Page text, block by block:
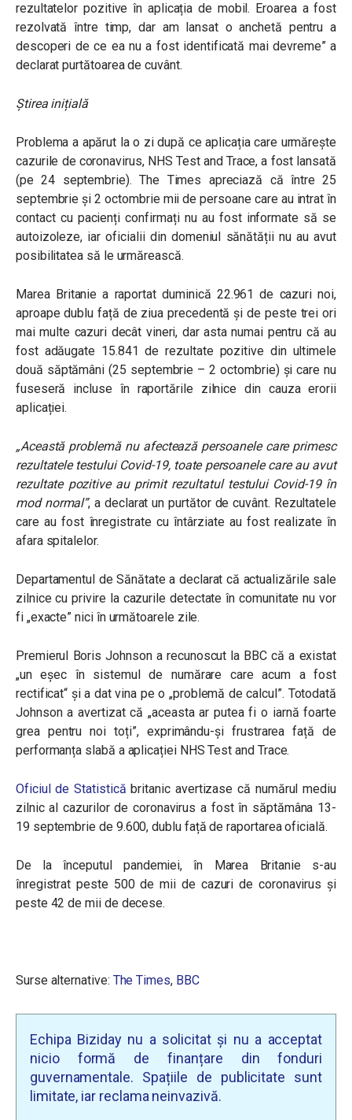
rezultatelor pozitive în aplicația de mobil. Eroarea a fost
rezolvată între timp, dar am lansat o anchetă pentru a
descoperi de ce ea nu a fost identificată mai devreme” a
declarat purtătoarea de cuvânt.
Știrea inițială
Problema a apărut la o zi după ce aplicația care urmărește
cazurile de coronavirus, NHS Test and Trace, a fost lansată
(pe 24 septembrie). The Times apreciază că între 25
septembrie și 2 octombrie mii de persoane care au intrat în
contact cu pacienți confirmați nu au fost informate să se
autoizoleze, iar oficialii din domeniul sănătății nu au avut
posibilitatea să le urmărească.
Marea Britanie a raportat duminică 22.961 de cazuri noi,
aproape dublu față de ziua precedentă și de peste trei ori
mai multe cazuri decât vineri, dar asta numai pentru că au
fost adăugate 15.841 de rezultate pozitive din ultimele
două săptămâni (25 septembrie – 2 octombrie) și care nu
fuseseră incluse în raportările zilnice din cauza erorii
aplicației.
„Această problemă nu afectează persoanele care primesc
rezultatele testului Covid-19, toate persoanele care au avut
rezultate pozitive au primit rezultatul testului Covid-19 în
mod normal”, a declarat un purtător de cuvânt. Rezultatele
care au fost înregistrate cu întârziate au fost realizate în
afara spitalelor.
Departamentul de Sănătate a declarat că actualizările sale
zilnice cu privire la cazurile detectate în comunitate nu vor
fi „exacte” nici în următoarele zile.
Premierul Boris Johnson a recunoscut la BBC că a existat
„un eșec în sistemul de numărare care acum a fost
rectificat“ și a dat vina pe o „problemă de calcul”. Totodată
Johnson a avertizat că „aceasta ar putea fi o iarnă foarte
grea pentru noi toți”, exprimându-și frustrarea față de
performanța slabă a aplicației NHS Test and Trace.
Oficiul de Statistică britanic avertizase că numărul mediu
zilnic al cazurilor de coronavirus a fost în săptămâna 13-
19 septembrie de 9.600, dublu față de raportarea oficială.
De la începutul pandemiei, în Marea Britanie s-au
înregistrat peste 500 de mii de cazuri de coronavirus și
peste 42 de mii de decese.
Surse alternative: The Times, BBC
Echipa Biziday nu a solicitat și nu a acceptat
nicio formă de finanțare din fonduri
guvernamentale. Spațiile de publicitate sunt
limitate, iar reclama neinvazivă.